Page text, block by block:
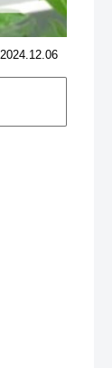
2024.12.06